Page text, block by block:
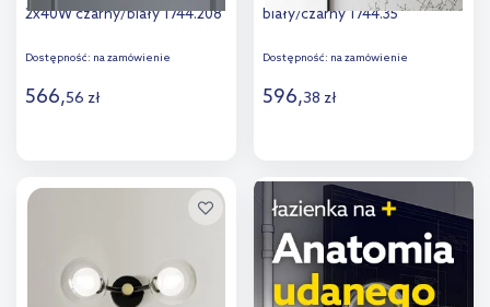
2x40W czarny/biały 1744.208
Dostępność: na zamówienie
566,56 zł
biały/czarny 1744.35
Dostępność: na zamówienie
596,38 zł
Dodaj do
porównania